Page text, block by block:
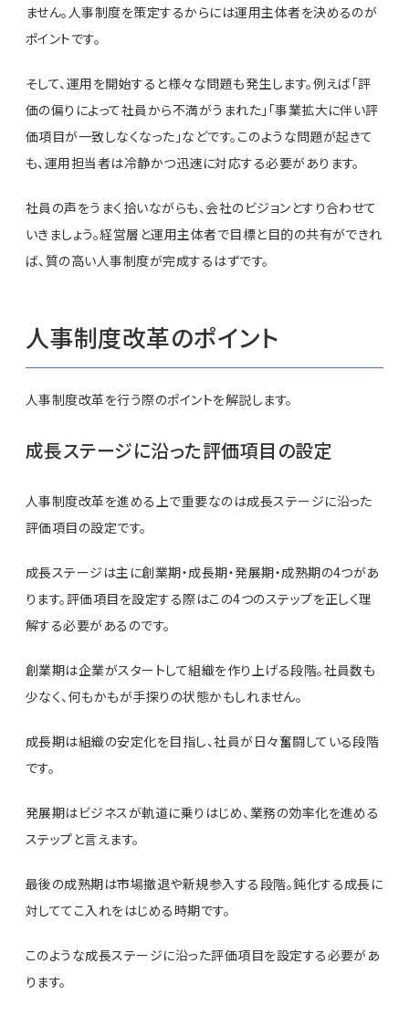
ません。人事制度を策定するからには運用主体者を決めるのが
ポイントです。
そして、運用を開始すると様々な問題も発生します。例えば「評
価の偏りによって社員から不満がうまれた」「事業拡大に伴い評
価項目が一致しなくなった」などです。このような問題が起きて
も、運用担当者は冷静かつ迅速に対応する必要があります。
社員の声をうまく拾いながらも、会社のビジョンとすり合わせて
いきましょう。経営層と運用主体者で目標と目的の共有ができれ
ば、質の高い人事制度が完成するはずです。
人事制度改革のポイント
人事制度改革を行う際のポイントを解説します。
成長ステージに沿った評価項目の設定
人事制度改革を進める上で重要なのは成長ステージに沿った
評価項目の設定です。
成長ステージは主に創業期・成長期・発展期・成熟期の4つがあ
ります。評価項目を設定する際はこの4つのステップを正しく理
解する必要があるのです。
創業期は企業がスタートして組織を作り上げる段階。社員数も
少なく、何もかもが手探りの状態かもしれません。
成長期は組織の安定化を目指し、社員が日々奮闘している段階
です。
発展期はビジネスが軌道に乗りはじめ、業務の効率化を進める
ステップと言えます。
最後の成熟期は市場撤退や新規参入する段階。鈍化する成長に
対しててこ入れをはじめる時期です。
このような成長ステージに沿った評価項目を設定する必要があ
ります。